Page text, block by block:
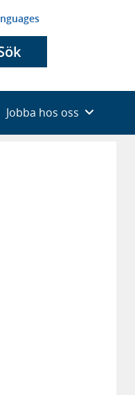
Jobba hos oss